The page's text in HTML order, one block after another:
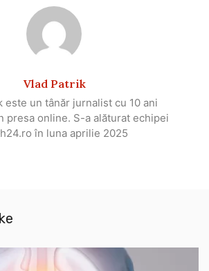
Vlad Patrik
este un tânăr jurnalist cu 10 ani
presa online. S-a alăturat echipei
în luna aprilie 2025